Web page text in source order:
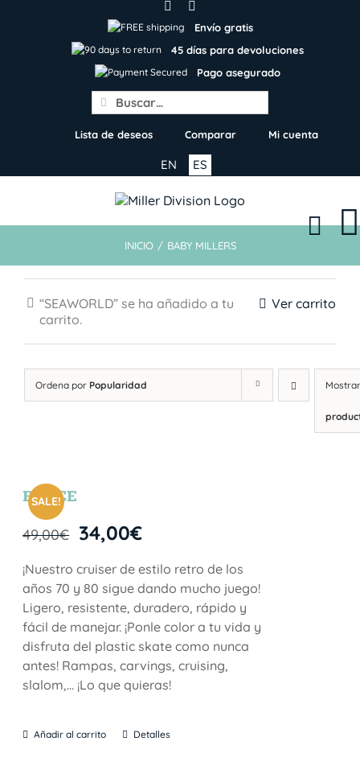
Envío gratis
45 días para devoluciones
Pago asegurado
Search
for:
Lista de deseos Comparar Mi cuenta
ES
EN
INICIO / BABY MILLERS
Ver carrito
“SEAWORLD” se ha añadido a tu
carrito.
Ordena por Popularidad
SALE!
BRYCE
49,00€ 34,00€
¡Nuestro cruiser de estilo retro de los
años 70 y 80 sigue dando mucho juego!
Ligero, resistente, duradero, rápido y
fácil de manejar. ¡Ponle color a tu vida y
disfruta del plastic skate como nunca
antes! Rampas, carvings, cruising,
slalom,… ¡Lo que quieras!
Añadir al carrito Detalles